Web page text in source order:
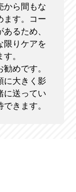
から間もな
ます。コー
るため、
限りケアを
。
めです。
に大きく影
に送ってい
きます。